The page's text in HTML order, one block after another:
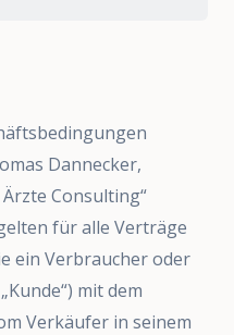
Dannecker,
Consulting“
für alle Verträge
ein Verbraucher oder
mit dem
Verkäufer in seinem